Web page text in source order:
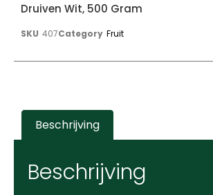
Druiven Wit, 500 Gram
SKU 407Category Fruit
Beschrijving
Beschrijving